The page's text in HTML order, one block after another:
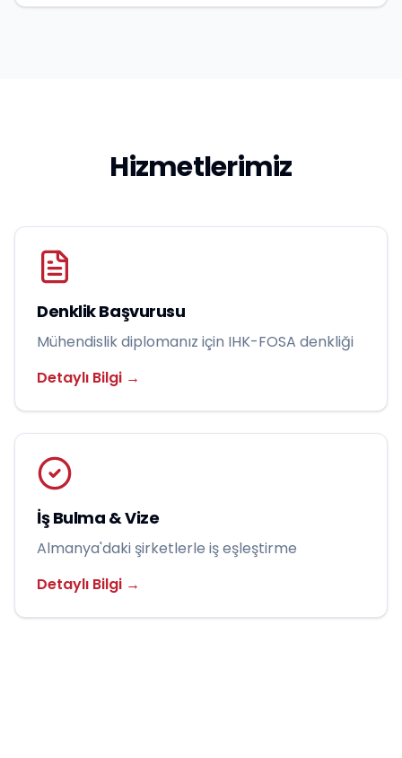
Hizmetlerimiz
Denklik Başvurusu
Mühendislik diplomanız için IHK-FOSA denkliği
Detaylı Bilgi →
İş Bulma & Vize
Almanya'daki şirketlerle iş eşleştirme
Detaylı Bilgi →